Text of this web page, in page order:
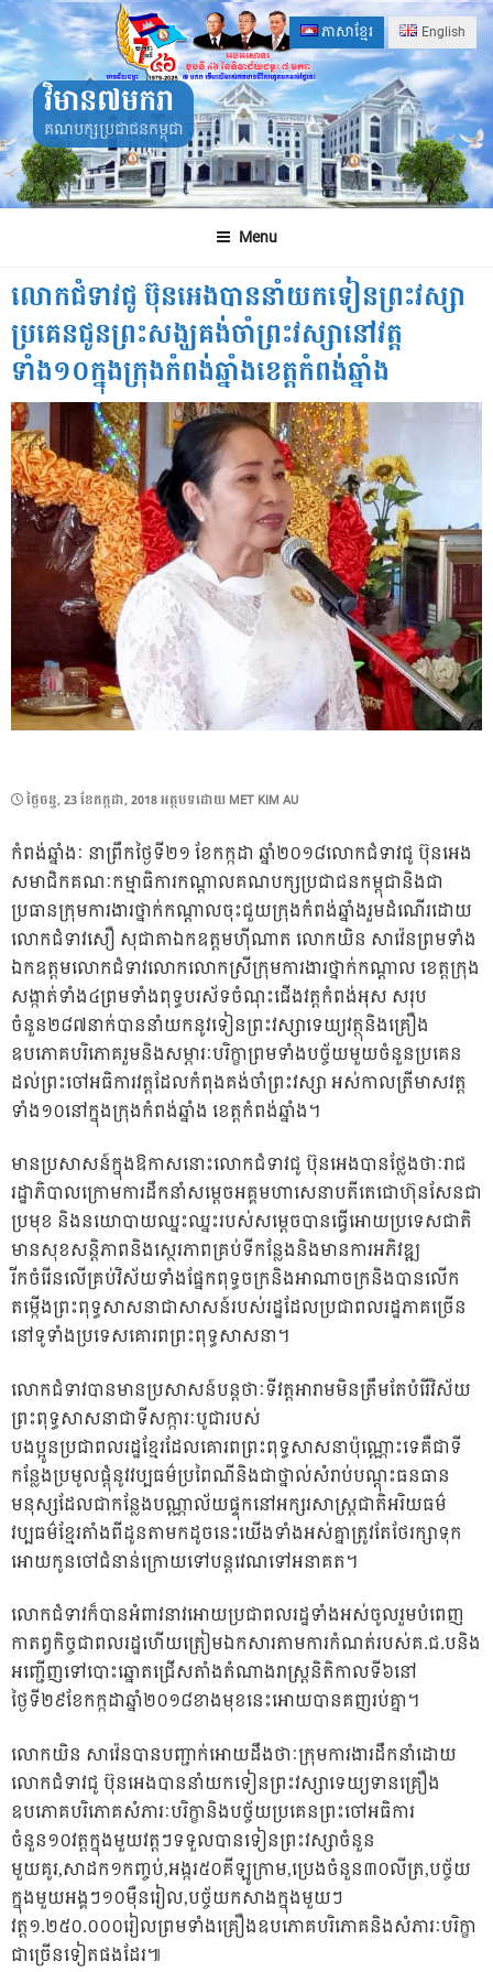
Skip
to
content
ភាសាខ្មែរ English
វិមាន៧មករា
គណបក្សប្រជាជនកម្ពុជា
Menu
លោកជំទាវជូ ប៊ុនអេងបាននាំយកទៀនព្រះវស្សា
ប្រគេនជូនព្រះសង្ឃគង់ចាំព្រះវស្សានៅវត្ត
ទាំង១០ក្នុងក្រុងកំពង់ឆ្នាំងខេត្តកំពង់ឆ្នាំង
POSTED
ថ្ងៃ​ចន្ទ, 23 ខែ​កក្កដា, 2018អត្ថបទដោយ MET KIM AU
កំពង់ឆ្នាំងៈ នាព្រឹកថ្ងៃទី២១ ខែកក្កដា ឆ្នាំ២០១៨លោកជំទាវជូ ប៊ុនអេង
សមាជិកគណៈកម្មាធិការកណ្តាលគណបក្សប្រជាជនកម្ពុជានិងជា
ប្រធានក្រុមការងារថ្នាក់កណ្តាលចុះជួយក្រុងកំពង់ឆ្នាំងរួមដំណើរដោយ
លោកជំទាវសឿ សុជាតាឯកឧត្តមហ៊ីណាត លោកយិន សាវ៉េនព្រមទាំង
ឯកឧត្តមលោកជំទាវលោកលោកស្រីក្រុមការងារថ្នាក់កណ្តាល ខេត្តក្រុង
សង្កាត់ទាំង៤ព្រមទាំងពុទ្ធបរស័ទចំណុះជើងវត្តកំពង់អុស សរុប
ចំនួន២៨៧នាក់បាននាំយកនូវទៀនព្រះវស្សាទេយ្យវត្ថុនិងគ្រឿង
ឧបភោគបរិភោគរួមនិងសម្ភារៈបរិក្ខាព្រមទាំងបច្ច័យមួយចំនួនប្រគេន
ដល់ព្រះចៅអធិការវត្តដែលកំពុងគង់ចាំព្រះវស្សា អស់កាលត្រីមាសវត្ត
ទាំង១០នៅក្នុងក្រុងកំពង់ឆ្នាំង ខេត្តកំពង់ឆ្នាំង។
មានប្រសាសន៍ក្នុងឱកាសនោះលោកជំទាវជូ ប៊ុនអេងបានថ្លែងថាៈរាជ
រដ្ឋាភិបាលក្រោមការដឹកនាំសម្តេចអគ្គមហាសេនាបតីតេជោហ៊ុនសែនជា
ប្រមុខ និងនយោបាយឈ្នះឈ្នះរបស់សម្តេចបានធ្វើអោយប្រទេសជាតិ
មានសុខសន្តិភាពនិងសេ្ថរភាពគ្រប់ទីកន្លែងនិងមានការអភិវឌ្ឍ
រីកចំរើនលើគ្រប់វិស័យទាំងផ្នែកពុទ្ធចក្រនិងអាណាចក្រនិងបានលើក
តម្កើងព្រះពុទ្ធសាសនាជាសាសន៍របស់រដ្ឋដែលប្រជាពលរដ្ឋភាគច្រើន
នៅទូទាំងប្រទេសគោរពព្រះពុទ្ធសាសនា។
លោកជំទាវបានមានប្រសាសន៍បន្តថាៈទីវត្តអារាមមិនត្រឹមតែបំរើវិស័យ
ព្រះពុទ្ធសាសនាជាទីសក្ការៈបូជារបស់
បងប្អូនប្រជាពលរដ្ឋខ្មែរដែលគោរពព្រះពុទ្ធសាសនាប៉ុណ្ណោះទេគឺជាទី
កន្លែងប្រមូលផ្តុំនូវវប្បធម៌ប្រពៃណីនិងជាថ្នាល់សំរាប់បណ្តុះធនធាន
មនុស្សដែលជាកន្លែងបណ្ណាល័យផ្ទុកនៅអក្សរសាស្រ្តជាតិអរិយធម៌
វប្បធម៌ខ្មែរតាំងពីដូនតាមកដូចនេះយើងទាំងអស់គ្នាត្រូវតែថែរក្សាទុក
អោយកូនចៅជំនាន់ក្រោយទៅបន្តវេណទៅអនាគត។
លោកជំទាវក៏បានអំពាវនាវអោយប្រជាពលរដ្ឋទាំងអស់ចូលរួមបំពេញ
កាតព្វកិច្ចជាពលរដ្ឋហើយត្រៀមឯកសារតាមការកំណត់របស់គ.ជ.បនិង
អញ្ជើញទៅបោះឆ្នោតជ្រើសតាំងតំណាងរាស្រ្តនិតិកាលទី៦នៅ
ថ្ងៃទី២៩ខែកក្កដាឆ្នាំ២០១៨ខាងមុខនេះអោយបានគញរប់គ្នា។
លោកយិន សាវ៉េនបានបញ្ជាក់អោយដឹងថាៈក្រុមការងារដឹកនាំដោយ
លោកជំទាវជូ ប៊ុនអេងបាននាំយកទៀនព្រះវស្សាទេយ្យទានគ្រឿង
ឧបភោគបរិភោគសំភារៈបរិក្ខានិងបច្ច័យប្រគេនព្រះចៅអធិការ
ចំនួន១០វត្តក្នុងមួយវត្តៗទទួលបានទៀនព្រះវស្សាចំនួន
មួយគូរ,សាដក១កញ្ចប់,អង្ករ៥០គីឡូក្រាម,ប្រេងចំនួន៣០លីត្រ,បច្ច័យ
ក្នុងមួយអង្គៗ១០ម៉ឺនរៀល,បច្ច័យកសាងក្នុងមួយៗ
វត្ត១.២៥០.០០០រៀលព្រមទាំងគ្រឿងឧបភោគបរិភោគនិងសំភារៈបរិក្ខា
ជាច្រើនទៀតផងដែរ៕